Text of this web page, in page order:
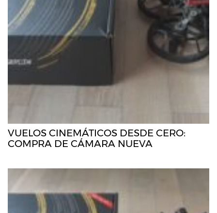
VUELOS CINEMÁTICOS DESDE CERO:
COMPRA DE CÁMARA NUEVA